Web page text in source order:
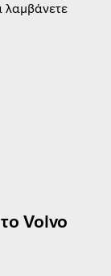
λαμβάνετε
Volvo